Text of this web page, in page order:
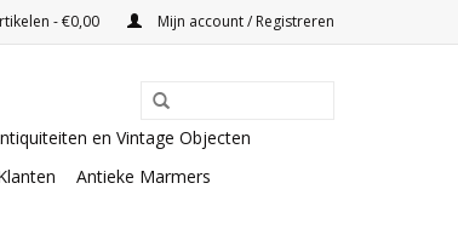
- €0,00 Mijn account / Registreren
en Vintage Objecten
Antieke Marmers